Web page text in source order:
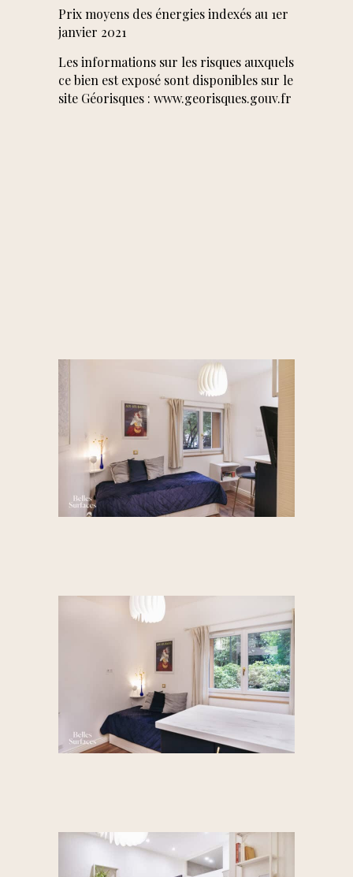
Prix moyens des énergies indexés au 1er
janvier 2021
Les informations sur les risques auxquels
ce bien est exposé sont disponibles sur le
site Géorisques : www.georisques.gouv.fr
énergétique est
devenu un facteur
clé qui influe sur les
délais de vente et le
montant des
transactions, Belles
Surfaces est la seule
entité que je
connaisse qui vous
souhaitez avoir à
faire à une équipe
professionnelle et
engagée, vous êtes
au bon endroit !
PASCAL CLERC
Décembre 2024